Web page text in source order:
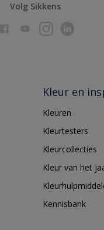
Volg Sikkens
Kleur en
Kleuren
Kleurtesters
Kleurcollecties
Kleur van het
Kennisbank